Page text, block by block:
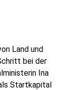
Land und
bei der
Ina
Startkapital